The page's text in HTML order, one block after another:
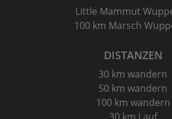
Little Mammut
100 km Marsch
DISTANZEN
30 km wandern
50 km wandern
100 km wandern